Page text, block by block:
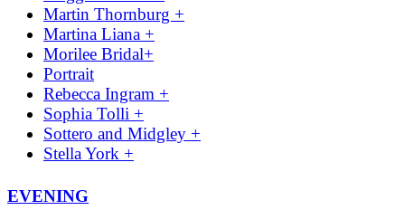
Martin Thornburg +
Martina Liana +
Morilee Bridal+
Portrait
Rebecca Ingram +
Sophia Tolli +
Sottero and Midgley +
Stella York +
EVENING